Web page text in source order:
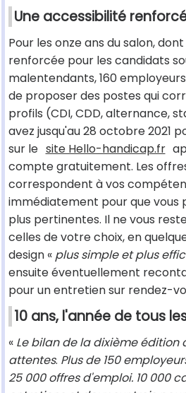
Une accessibilité
Pour les onze ans du salon,
renforcée pour les candidats
malentendants, 160
de proposer des postes qui
profils (CDI, CDD, alternance,
avez jusqu'au 28 octobre 2021
sur le site Hello-handicap.fr
compte gratuitement. Les
correspondent à vos
immédiatement pour que vous
plus pertinentes. Il ne vous
celles de votre choix, en
design « plus simple et plus
ensuite éventuellement
pour un entretien sur rendez-
10 ans, l'année de tous
« Le bilan de la dixième édition
attentes. Plus de 150
25 000 offres d'emploi. 10 000